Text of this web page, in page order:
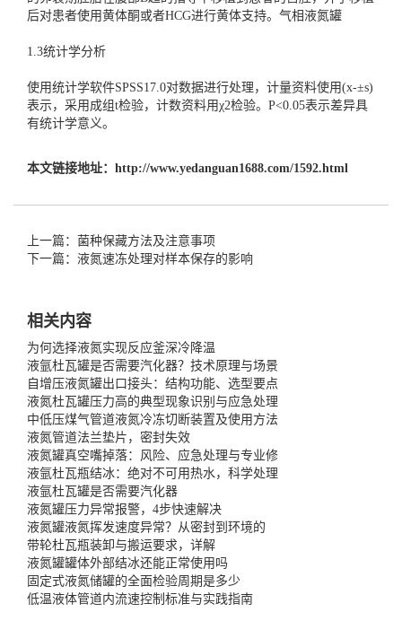
后对患者使用黄体酮或者HCG进行黄体支持。 气相液氮罐
1.3统计学分析
使用统计学软件SPSS17.0对数据进行处理，计量资料使用(x-±s)
表示，采用成组t检验，计数资料用χ2检验。P<0.05表示差异具
有统计学意义。
本文链接地址： http://www.yedanguan1688.com/1592.html
上一篇：菌种保藏方法及注意事项
下一篇：液氮速冻处理对样本保存的影响
相关内容
为何选择液氮实现反应釜深冷降温
液氩杜瓦罐是否需要汽化器？技术原理与场景
自增压液氮罐出口接头：结构功能、选型要点
液氮杜瓦罐压力高的典型现象识别与应急处理
中低压煤气管道液氮冷冻切断装置及使用方法
液氮管道法兰垫片，密封失效
液氮罐真空嘴掉落：风险、应急处理与专业修
液氩杜瓦瓶结冰：绝对不可用热水，科学处理
液氩杜瓦罐是否需要汽化器
液氮罐压力异常报警，4步快速解决
液氮罐液氮挥发速度异常？从密封到环境的
带轮杜瓦瓶装卸与搬运要求，详解
液氮罐罐体外部结冰还能正常使用吗
固定式液氮储罐的全面检验周期是多少
低温液体管道内流速控制标准与实践指南